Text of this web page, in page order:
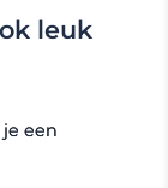
leuk
een